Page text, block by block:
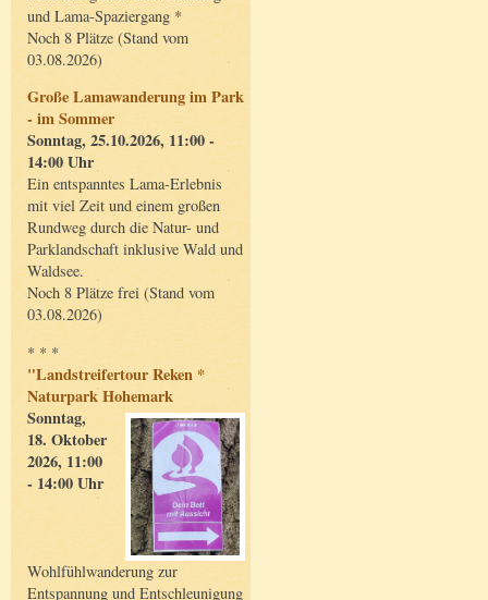
und Lama-Spaziergang *
Noch 8 Plätze (Stand vom
03.08.2026)
Große Lamawanderung im Park
- im Sommer
Sonntag, 25.10.2026, 11:00 -
14:00 Uhr
Ein entspanntes Lama-Erlebnis
mit viel Zeit und einem großen
Rundweg durch die Natur- und
Parklandschaft inklusive Wald und
Waldsee.
Noch 8 Plätze frei (Stand vom
03.08.2026)
* * *
"Landstreifertour Reken *
Naturpark Hohemark
Sonntag,
18. Oktober
2026, 11:00
- 14:00 Uhr
Wohlfühlwanderung zur
Entspannung und Entschleunigung